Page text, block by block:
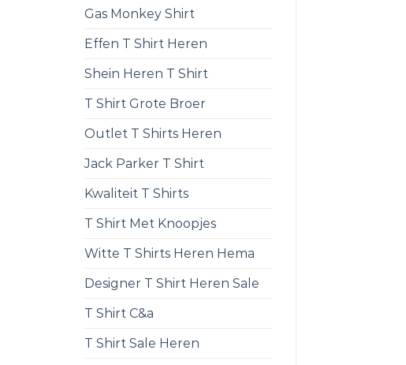
Gas Monkey Shirt
Effen T Shirt Heren
Shein Heren T Shirt
T Shirt Grote Broer
Outlet T Shirts Heren
Jack Parker T Shirt
Kwaliteit T Shirts
T Shirt Met Knoopjes
Witte T Shirts Heren Hema
Designer T Shirt Heren Sale
T Shirt C&a
T Shirt Sale Heren